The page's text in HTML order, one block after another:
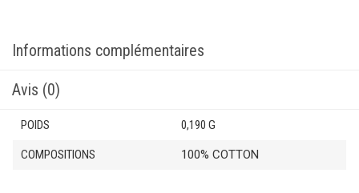
Informations complémentaires
Avis (0)
POIDS 0,190 G
COMPOSITIONS 100% COTTON